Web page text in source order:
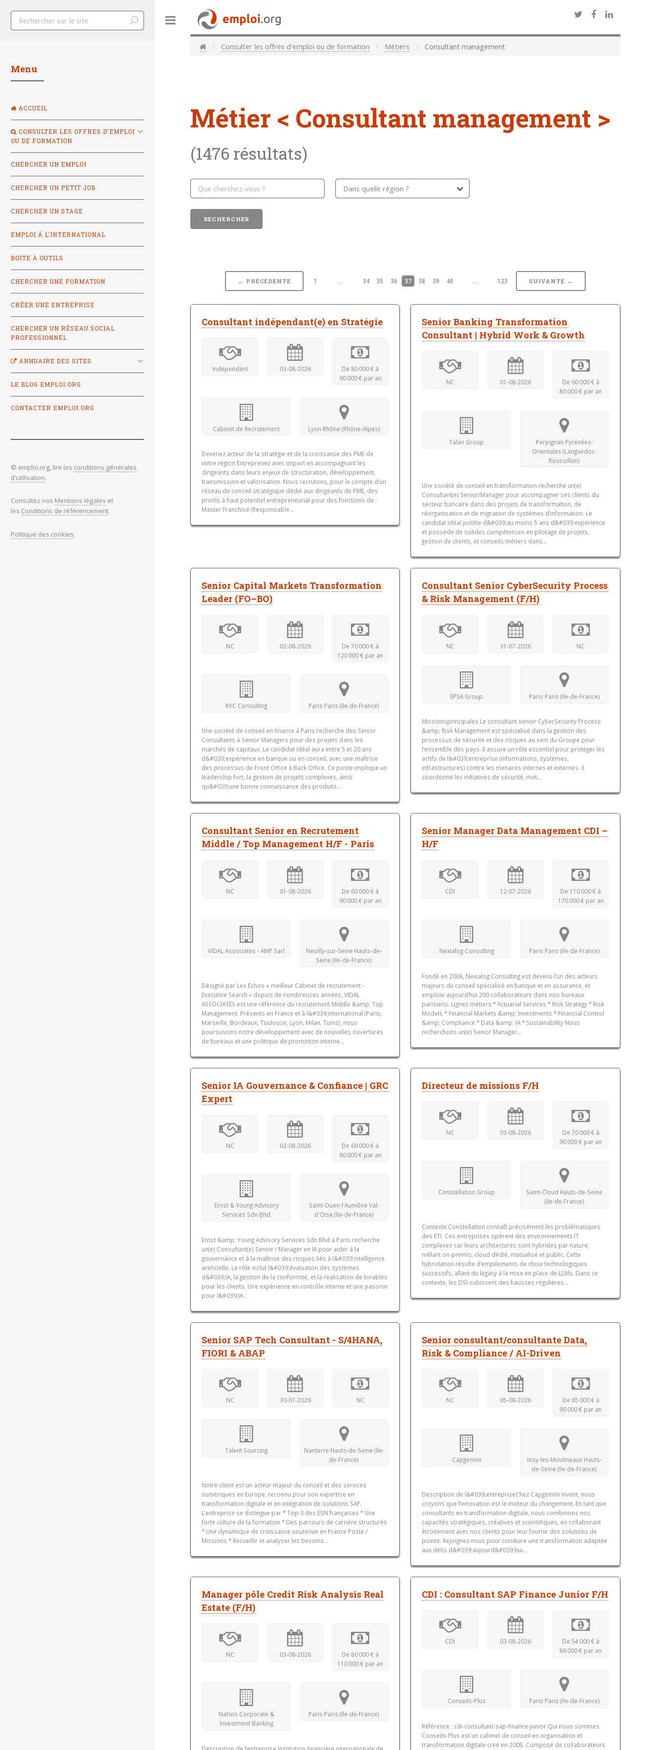
Consulter les offres d'emploi ou de formation Métiers Consultant management
Métier < Consultant management >
(1476 résultats)
← PRÉCÉDENTE 1 … 34 35 36 37 38 39 40 … 123 SUIVANTE →
Consultant indépendant(e) en Stratégie
Indépendant 03-08-2026
De 80 000 € à
90 000 € par an
Cabinet de Recrutement Lyon Rhône (Rhône-Alpes)
Devenez acteur de la stratégie et de la croissance des PME de
votre région Entreprenez avec impact en accompagnant les
dirigeants dans leurs enjeux de structuration, développement,
transmission et valorisation. Nous recrutons, pour le compte d’un
réseau de conseil stratégique dédié aux dirigeants de PME, des
profils à haut potentiel entrepreneurial pour des fonctions de : ️
Master Franchisé (Responsable...
Senior Banking Transformation
Consultant | Hybrid Work & Growth
NC 01-08-2026
De 60 000 € à
80 000 € par an
Talan Group
Perpignan Pyrénées-
Orientales (Languedoc-
Roussillon)
Une société de conseil en transformation recherche un(e)
Consultant(e) Senior/Manager pour accompagner ses clients du
secteur bancaire dans des projets de transformation, de
réorganisation et de migration de systèmes d’information. Le
candidat idéal justifie d&#039;au moins 5 ans d&#039;expérience
et possède de solides compétences en pilotage de projets,
gestion de clients, et conseils métiers dans...
Senior Capital Markets Transformation
Leader (FO–BO)
NC 02-08-2026
De 70 000 € à
120 000 € par an
KYC Consulting Paris Paris (Ile-de-France)
Une société de conseil en finance à Paris recherche des Senior
Consultants à Senior Managers pour des projets dans les
marchés de capitaux. Le candidat idéal aura entre 5 et 20 ans
d&#039;expérience en banque ou en conseil, avec une maîtrise
des processus de Front Office à Back Office. Ce poste implique un
leadership fort, la gestion de projets complexes, ainsi
qu&#039;une bonne connaissance des produits...
Consultant Senior CyberSecurity Process
& Risk Management (F/H)
NC 31-07-2026 NC
EPSA Group Paris Paris (Ile-de-France)
Missionsprincipales Le consultant senior CyberSecurity Process
&amp; Risk Management est spécialisé dans la gestion des
processus de sécurité et des risques au sein du Groupe pour
l’ensemble des pays. Il assure un rôle essentiel pour protéger les
actifs de l&#039;entreprise (informations, systèmes,
infrastructures) contre les menaces internes et externes. Il
coordonne les initiatives de sécurité, met...
Consultant Senior en Recrutement
Middle / Top Management H/F - Paris
NC 01-08-2026
De 60 000 € à
90 000 € par an
VIDAL Associates - AMP Sarl
Neuilly-sur-Seine Hauts-de-
Seine (Ile-de-France)
Désigné par Les Echos « meilleur Cabinet de recrutement -
Executive Search » depuis de nombreuses années, VIDAL
ASSOCIATES est une référence du recrutement Middle &amp; Top
Management. Présents en France et à l&#039;international (Paris,
Marseille, Bordeaux, Toulouse, Lyon, Milan, Tunis), nous
poursuivons notre développement avec de nouvelles ouvertures
de bureaux et une politique de promotion interne...
Senior Manager Data Management CDI –
H/F
CDI 12-07-2026
De 110 000 € à
170 000 € par an
Nexialog Consulting Paris Paris (Ile-de-France)
Fondé en 2006, Nexialog Consulting est devenu l’un des acteurs
majeurs du conseil spécialisé en banque et en assurance, et
emploie aujourd’hui 200 collaborateurs dans nos bureaux
parisiens. Lignes métiers * Actuarial Services * Risk Strategy * Risk
Models * Financial Markets &amp; Investments * Financial Control
&amp; Compliance * Data &amp; IA * Sustainability Nous
recherchons un(e) Senior Manager...
Senior IA Gouvernance & Confiance | GRC
Expert
NC 02-08-2026
De 60 000 € à
80 000 € par an
Ernst & Young Advisory
Services Sdn Bhd
Saint-Ouen-l'Aumône Val-
d'Oise (Ile-de-France)
Ernst &amp; Young Advisory Services Sdn Bhd à Paris recherche
un(e) Consultant(e) Senior / Manager en IA pour aider à la
gouvernance et à la maîtrise des risques liés à l&#039;intelligence
artificielle. Le rôle inclut l&#039;évaluation des systèmes
d&#039;IA, la gestion de la conformité, et la réalisation de livrables
pour les clients. Une expérience en contrôle interne et une passion
pour l&#039;IA...
Directeur de missions F/H
NC 03-08-2026
De 70 000 € à
90 000 € par an
Constellation Group
Saint-Cloud Hauts-de-Seine
(Ile-de-France)
Contexte Constellation connaît précisément les problématiques
des ETI. Ces entreprises opèrent des environnements IT
complexes car leurs architectures sont hybrides par nature,
mêlant on‑premis, cloud dédié, mutualisé et public. Cette
hybridation résulte d’empilements de choix technologiques
successifs, allant du legacy à la mise en place de LLMs. Dans ce
contexte, les DSI subissent des hausses régulières...
Senior SAP Tech Consultant - S/4HANA,
FIORI & ABAP
NC 30-07-2026 NC
Talent Sourcing
Nanterre Hauts-de-Seine (Ile-
de-France)
Notre client est un acteur majeur du conseil et des services
numériques en Europe, reconnu pour son expertise en
transformation digitale et en intégration de solutions SAP.
L’entreprise se distingue par * Top‑3 des ESN françaises * Une
forte culture de la formation * Des parcours de carrière structurés
* Une dynamique de croissance soutenue en France Poste /
Missions * Recueillir et analyser les besoins...
Senior consultant/consultante Data,
Risk & Compliance / AI-Driven
NC 05-08-2026
De 65 000 € à
90 000 € par an
Capgemini
Issy-les-Moulineaux Hauts-
de-Seine (Ile-de-France)
Description de l&#039;entrepriseChez Capgemini Invent, nous
croyons que l’innovation est le moteur du changement. En tant que
consultants en transformation digitale, nous combinons nos
capacités stratégiques, créatives et scientifiques, en collaborant
étroitement avec nos clients pour leur fournir des solutions de
pointe. Rejoignez-nous pour conduire une transformation adaptée
aux défis d&#039;aujourd&#039;hui...
Manager pôle Credit Risk Analysis Real
Estate (F/H)
NC 03-08-2026
De 80 000 € à
110 000 € par an
Natixis Corporate &
Investment Banking
Paris Paris (Ile-de-France)
CDI : Consultant SAP Finance Junior F/H
CDI 03-08-2026
De 54 000 € à
66 000 € par an
Conseils-Plus Paris Paris (Ile-de-France)
Référence : cdi-consultant-sap-finance-junior Qui nous sommes
Conseils-Plus est un cabinet de conseil en organisation et
transformation digitale créé en 2005. Composé de collaborateurs
Menu
ACCUEIL
CONSULTER LES OFFRES D'EMPLOI
OU DE FORMATION
CHERCHER UN EMPLOI
CHERCHER UN PETIT JOB
CHERCHER UN STAGE
EMPLOI À L'INTERNATIONAL
BOITE À OUTILS
CHERCHER UNE FORMATION
CRÉER UNE ENTREPRISE
CHERCHER UN RÉSEAU SOCIAL
PROFESSIONNEL
ANNUAIRE DES SITES
LE BLOG EMPLOI.ORG
CONTACTER EMPLOI.ORG
© emploi.org, lire les conditions générales
d'utilisation.
Consultez nos Mentions légales et
les Conditions de référencement.
Politique des cookies.
Toggle